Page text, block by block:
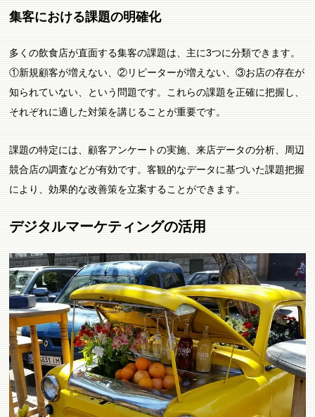
集客における課題の明確化
多くの飲食店が直面する集客の課題は、主に3つに分類できます。
①新規顧客が増えない、②リピーターが増えない、③お店の存在が
知られていない、という問題です。これらの課題を正確に把握し、
それぞれに適した対策を講じることが重要です。
課題の特定には、顧客アンケートの実施、来店データの分析、周辺
競合店の調査などが有効です。客観的なデータに基づいた課題把握
により、効果的な改善策を立案することができます。
デジタルマーケティングの活用